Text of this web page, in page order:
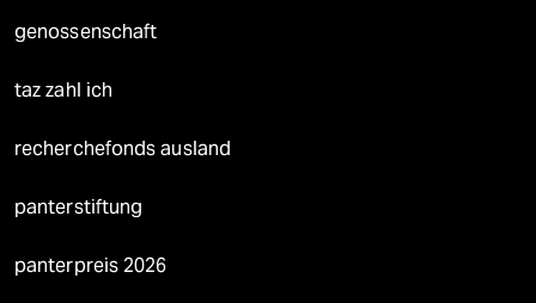
genossenschaft
taz zahl ich
recherchefonds ausland
panterstiftung
panterpreis 2026